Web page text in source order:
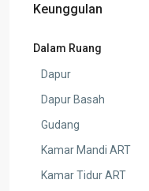
Keunggulan
Dalam Ruang
Dapur
Dapur Basah
Gudang
Kamar Mandi ART
Kamar Tidur ART